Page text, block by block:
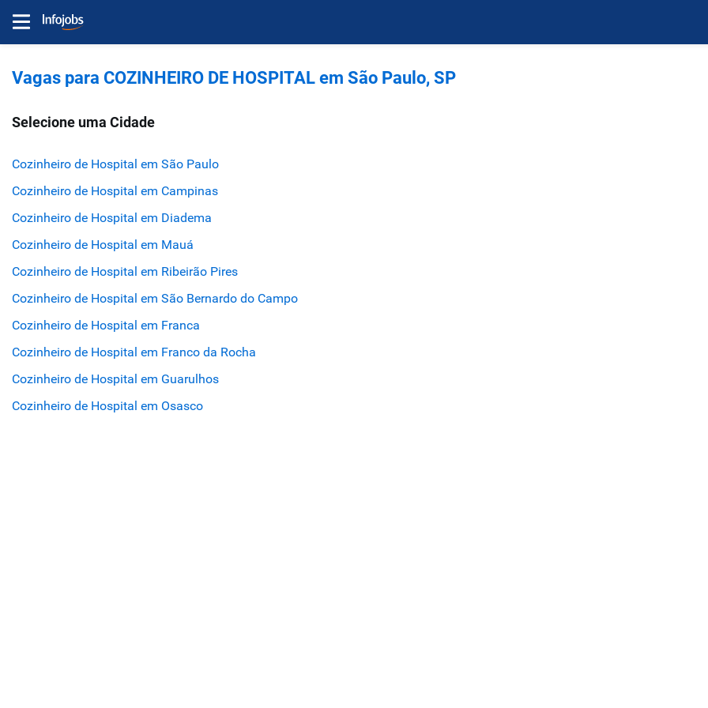
Vagas para COZINHEIRO DE HOSPITAL em São Paulo, SP
Selecione uma Cidade
Cozinheiro de Hospital em São Paulo
Cozinheiro de Hospital em Campinas
Cozinheiro de Hospital em Diadema
Cozinheiro de Hospital em Mauá
Cozinheiro de Hospital em Ribeirão Pires
Cozinheiro de Hospital em São Bernardo do Campo
Cozinheiro de Hospital em Franca
Cozinheiro de Hospital em Franco da Rocha
Cozinheiro de Hospital em Guarulhos
Cozinheiro de Hospital em Osasco